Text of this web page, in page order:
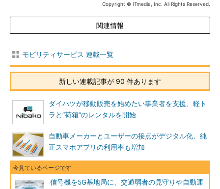
Copyright © ITmedia, Inc. All Rights Reserved.
関連情報
モビリティサービス 連載一覧
新しい連載記事が 90 件あります
ダイハツが移動販売を始めたい事業者を支援、軽ト
ラと“荷箱”のレンタルを開始
自動車メーカーとユーザーの接点がデジタル化、純
正スマホアプリの利用率も増加
信号機を5G基地局に、交通弱者の見守りや自動運